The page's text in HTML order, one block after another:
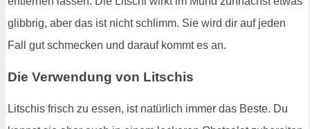
glibbrig, aber das ist nicht schlimm. Sie wird dir auf jeden
Fall gut schmecken und darauf kommt es an.
Die Verwendung von Litschis
Litschis frisch zu essen, ist natürlich immer das Beste. Du